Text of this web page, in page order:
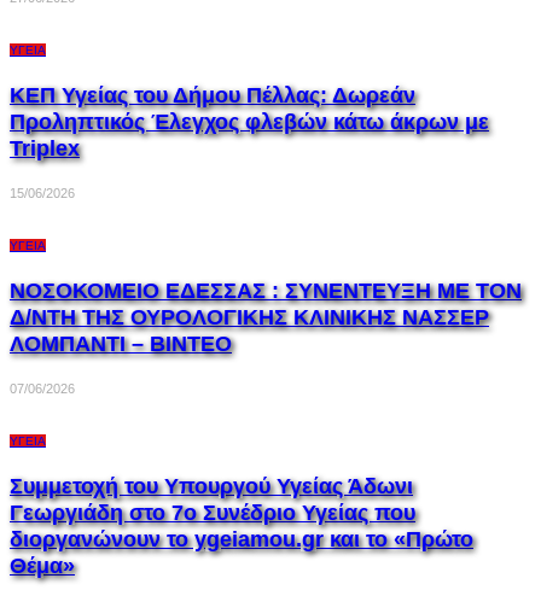
ΥΓΕΊΑ
ΚΕΠ Υγείας του Δήμου Πέλλας: Δωρεάν
Προληπτικός Έλεγχος φλεβών κάτω άκρων με
Triplex
15/06/2026
ΥΓΕΊΑ
ΝΟΣΟΚΟΜΕΙΟ ΕΔΕΣΣΑΣ : ΣΥΝΕΝΤΕΥΞΗ ΜΕ ΤΟΝ
Δ/ΝΤΗ ΤΗΣ ΟΥΡΟΛΟΓΙΚΗΣ ΚΛΙΝΙΚΗΣ ΝΑΣΣΕΡ
ΛΟΜΠΑΝΤI – ΒΙΝΤΕΟ
07/06/2026
ΥΓΕΊΑ
Συμμετοχή του Υπουργού Υγείας Άδωνι
Γεωργιάδη στο 7ο Συνέδριο Υγείας που
διοργανώνουν το ygeiamou.gr και το «Πρώτο
Θέμα»